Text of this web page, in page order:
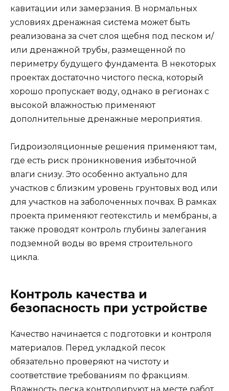
кавитации или замерзания. В нормальных
условиях дренажная система может быть
реализована за счет слоя щебня под песком и/
или дренажной трубы, размещенной по
периметру будущего фундамента. В некоторых
проектах достаточно чистого песка, который
хорошо пропускает воду, однако в регионах с
высокой влажностью применяют
дополнительные дренажные мероприятия.
Гидроизоляционные решения применяют там,
где есть риск проникновения избыточной
влаги снизу. Это особенно актуально для
участков с близким уровень грунтовых вод или
для участков на заболоченных почвах. В рамках
проекта применяют геотекстиль и мембраны, а
также проводят контроль глубины залегания
подземной воды во время строительного
цикла.
Контроль качества и
безопасность при устройстве
Качество начинается с подготовки и контроля
материалов. Перед укладкой песок
обязательно проверяют на чистоту и
соответствие требованиям по фракциям.